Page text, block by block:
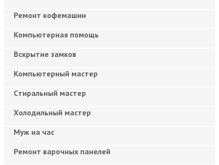
Ремонт кофемашин
Компьютерная помощь
Вскрытие замков
Компьютерный мастер
Cтиральный мастер
Холодильный мастер
Муж на час
Ремонт варочных панелей